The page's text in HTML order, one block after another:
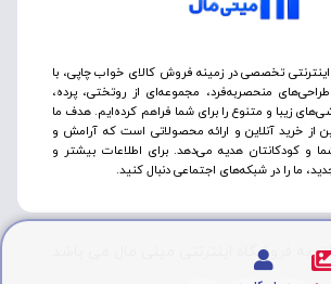
تخصصی در زمینه فروش کالای خواب چاپی، با
منحصربه‌فرد، مجموعه‌ای از روتختی‌، پرده،
زیبا و متنوع را برای شما فراهم کرده‌ایم. هدف ما
از خرید آنلاین و ارائه محصولاتی است که آرامش و
و کودکانتان هدیه می‌دهد. برای اطلاعات بیشتر و
ما را در شبکه‌های اجتماعی دنبال کنید.
به فروشگاه اینترنتی مینی مال می باشد.